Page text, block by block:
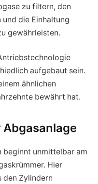
zu filtern, den
die Einhaltung
gewährleisten.
aufgebaut sein.
ähnlichen
bewährt hat.
beginnt unmittelbar am
Hier
den Zylindern